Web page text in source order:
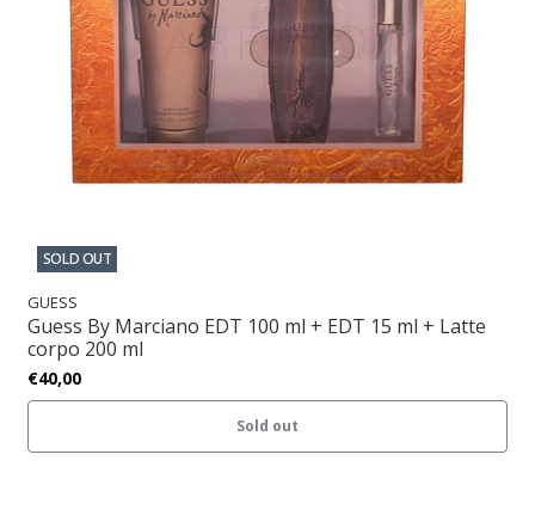
SOLD OUT
GUESS
Guess By Marciano EDT 100 ml + EDT 15 ml + Latte
corpo 200 ml
€40,00
Sold out